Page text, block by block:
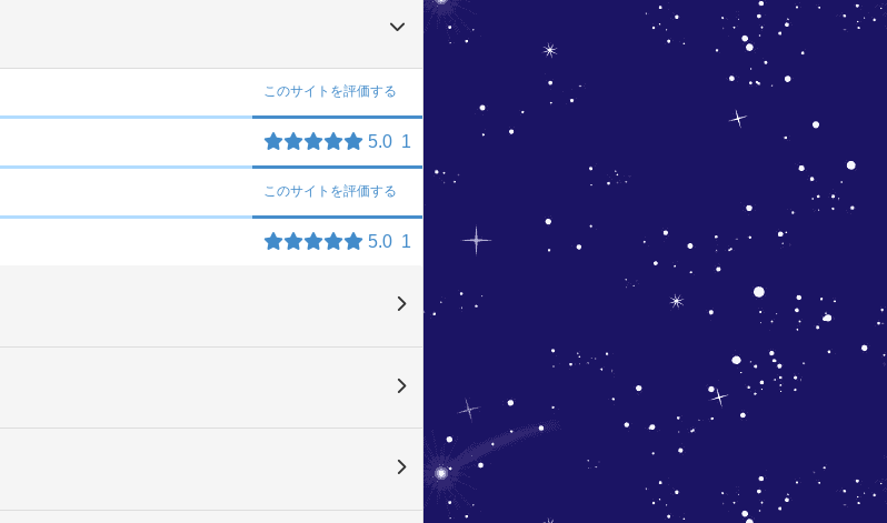
このサイトを評価する
5.0 1
このサイトを評価する
5.0 1